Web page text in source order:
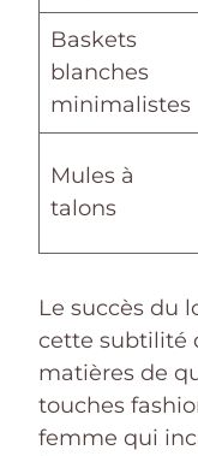
Baskets
blanches
minimalistes
Mules à
talons
Le succès du
cette subtilité
matières de
touches
femme qui